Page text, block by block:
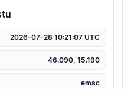
2026-07-28 10:21:07 UTC
46.090, 15.190
emsc